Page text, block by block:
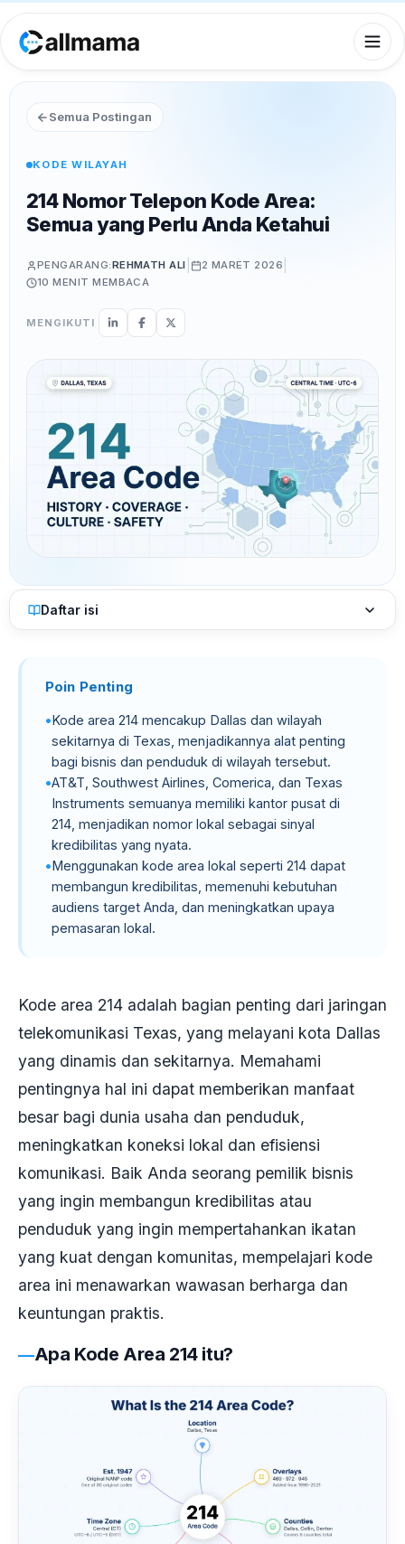
Semua Postingan
KODE WILAYAH
214 Nomor Telepon Kode Area:
Semua yang Perlu Anda Ketahui
PENGARANG:REHMATH ALI 2 MARET 2026
10 MENIT MEMBACA
MENGIKUTI
Daftar isi
Poin Penting
Kode area 214 mencakup Dallas dan wilayah
sekitarnya di Texas, menjadikannya alat penting
bagi bisnis dan penduduk di wilayah tersebut.
AT&T, Southwest Airlines, Comerica, dan Texas
Instruments semuanya memiliki kantor pusat di
214, menjadikan nomor lokal sebagai sinyal
kredibilitas yang nyata.
Menggunakan kode area lokal seperti 214 dapat
membangun kredibilitas, memenuhi kebutuhan
audiens target Anda, dan meningkatkan upaya
pemasaran lokal.
Kode area 214 adalah bagian penting dari jaringan
telekomunikasi Texas, yang melayani kota Dallas
yang dinamis dan sekitarnya. Memahami
pentingnya hal ini dapat memberikan manfaat
besar bagi dunia usaha dan penduduk,
meningkatkan koneksi lokal dan efisiensi
komunikasi. Baik Anda seorang pemilik bisnis
yang ingin membangun kredibilitas atau
penduduk yang ingin mempertahankan ikatan
yang kuat dengan komunitas, mempelajari kode
area ini menawarkan wawasan berharga dan
keuntungan praktis.
Apa Kode Area 214 itu?